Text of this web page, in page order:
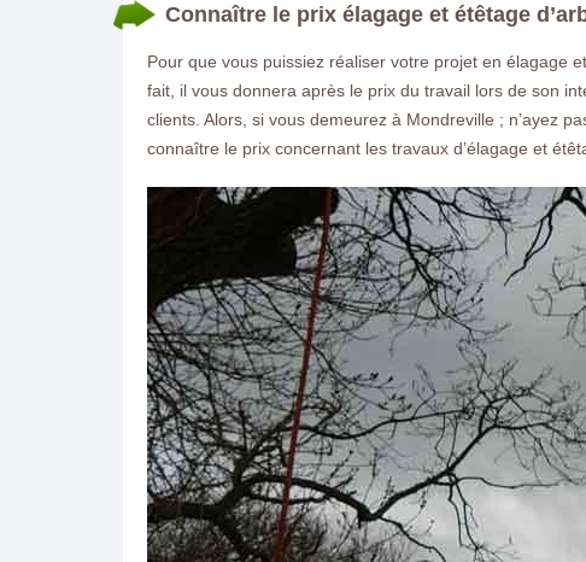
Connaître le prix élagage et étêtage
Pour que vous puissiez réaliser votre projet en élagage
fait, il vous donnera après le prix du travail lors de son
clients. Alors, si vous demeurez à Mondreville ; n’ayez
connaître le prix concernant les travaux d’élagage et